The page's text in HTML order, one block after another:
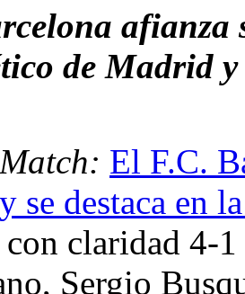
afianza
de Madrid
El F.C.
se destaca en
claridad 4-
Sergio